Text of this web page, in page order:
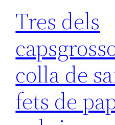
Tres dels
colla de
fets de